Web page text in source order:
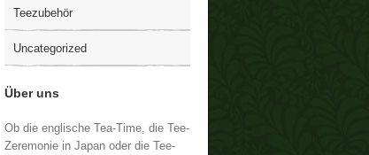
Teezubehör
Uncategorized
Über uns
Ob die englische Tea-Time, die Tee-
Zeremonie in Japan oder die Tee-